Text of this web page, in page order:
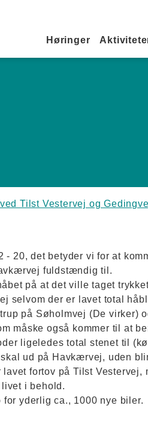
Primær
Høringer
Tilst Vestervej og
20, det betyder vi for at
fuldstændig til.
på at det ville taget
selvom der er lavet total
på Søholmvej (De virker)
måske også kommer til at
ligeledes total stenet til
ud på Havkærvej, uden
fortov på Tilst
i behold.
yderlig ca., 1000 nye biler.